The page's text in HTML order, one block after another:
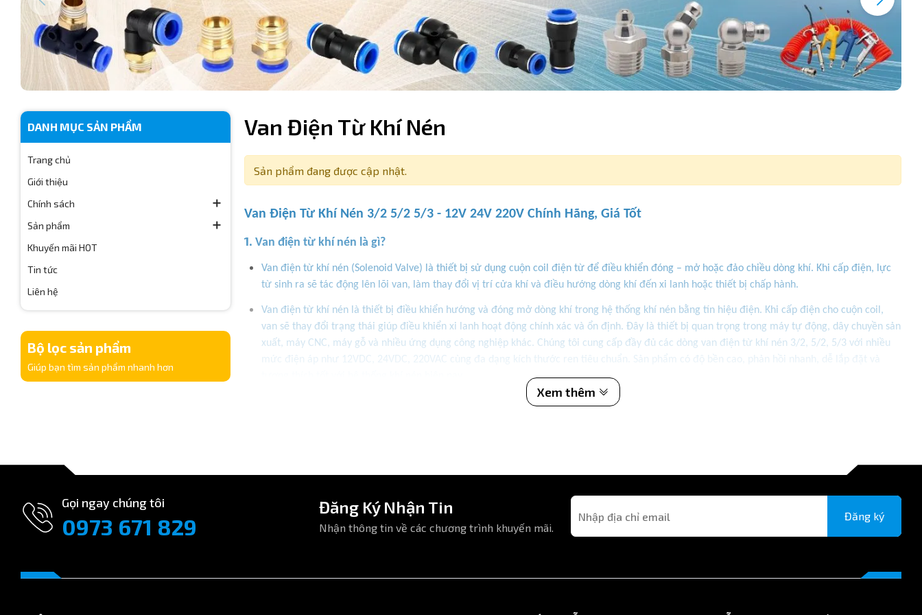
DANH MỤC SẢN PHẨM
Trang chủ
Giới thiệu
Chính sách
Sản phẩm
Khuyến mãi HOT
Tin tức
Liên hệ
Bộ lọc sản phẩm
Giúp bạn tìm sản phẩm nhanh hơn
Van Điện Từ Khí Nén
Sản phẩm đang được cập nhật.
Van Điện Từ Khí Nén 3/2 5/2 5/3 - 12V 24V 220V Chính Hãng, Giá Tốt
1. Van điện từ khí nén là gì?
Van điện từ khí nén (Solenoid Valve) là thiết bị sử dụng cuộn coil điện từ để điều khiển đóng – mở hoặc đảo chiều dòng khí. Khi cấp điện, lực
từ sinh ra sẽ tác động lên lõi van, làm thay đổi vị trí cửa khí và điều hướng dòng khí đến xi lanh hoặc thiết bị chấp hành.
Van điện từ khí nén là thiết bị điều khiển hướng và đóng mở dòng khí trong hệ thống khí nén bằng tín hiệu điện. Khi cấp điện cho cuộn coil,
van sẽ thay đổi trạng thái giúp điều khiển xi lanh hoạt động chính xác và ổn định. Đây là thiết bị quan trọng trong máy tự động, dây chuyền sản
xuất, máy CNC, máy gỗ và nhiều ứng dụng công nghiệp khác. Chúng tôi cung cấp đầy đủ các dòng van điện từ khí nén 3/2, 5/2, 5/3 với nhiều
mức điện áp như 12VDC, 24VDC, 220VAC cùng đa dạng kích thước ren tiêu chuẩn. Sản phẩm có độ bền cao, phản hồi nhanh, dễ lắp đặt và
Xem thêm
Gọi ngay chúng tôi
0973 671 829
Đăng Ký Nhận Tin
Nhận thông tin về các chương trình khuyến mãi.
Đăng ký